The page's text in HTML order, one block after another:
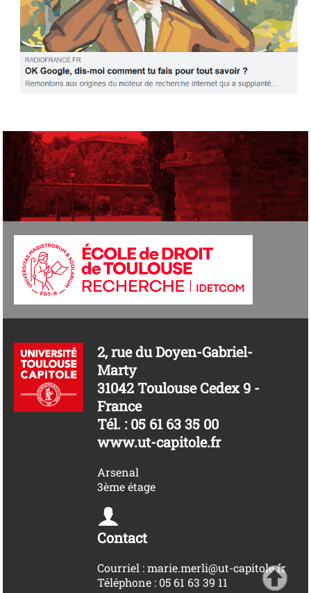
2, rue du Doyen-Gabriel-
Marty
31042 Toulouse Cedex 9 -
France
Tél. : 05 61 63 35 00
www.ut-capitole.fr
Arsenal
3ème étage
Contact
Courriel : marie.merli@ut-capitole.fr
Téléphone : 05 61 63 39 11